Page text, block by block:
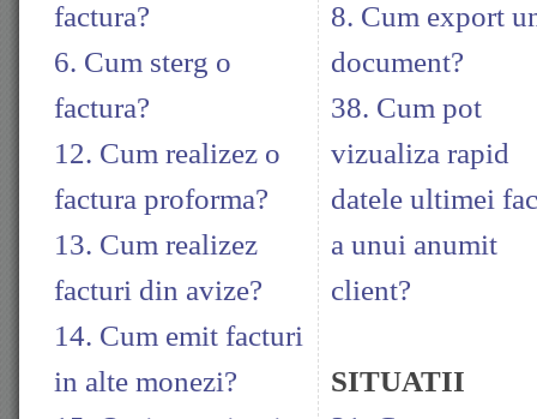
factura?
6. Cum sterg o
factura?
12. Cum realizez o
factura proforma?
13. Cum realizez
facturi din avize?
14. Cum emit facturi
in alte monezi?
8. Cum export
document?
38. Cum pot
vizualiza rapid
datele ultimei
a unui anumit
client?
SITUATII